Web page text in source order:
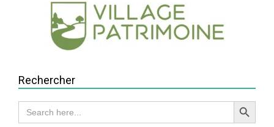
Rechercher
Search
for:
Search Button